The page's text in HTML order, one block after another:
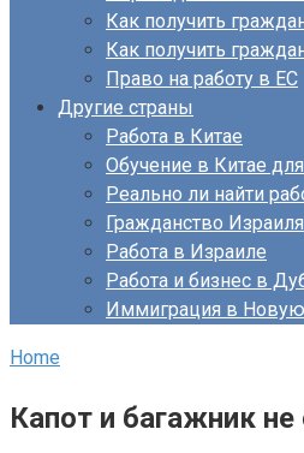
Как получить
Как получить
Право на работу в ЕС
Другие страны
Работа в Китае
Обучение в Китае
Реально ли найти
Гражданство Израиля
Работа в Израиле
Работа и бизнес в
Иммиграция в
Home
Капот и багажник